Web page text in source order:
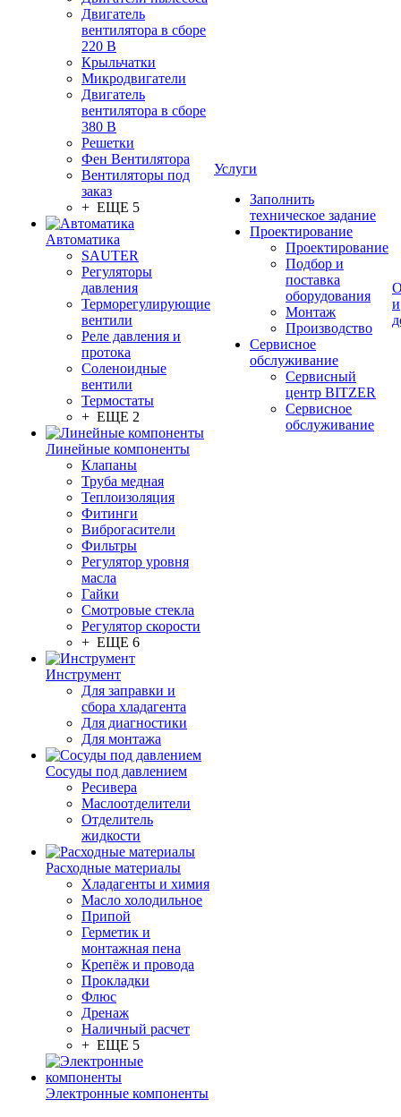
Двигатель
вентилятора в сборе
220 В
Крыльчатки
Микродвигатели
Двигатель
вентилятора в сборе
380 В
Решетки
Фен Вентилятора
Вентиляторы под
заказ
+ ЕЩЕ 5
Автоматика
SAUTER
Регуляторы
давления
Терморегулирующие
вентили
Реле давления и
протока
Соленоидные
вентили
Термостаты
+ ЕЩЕ 2
Линейные компоненты
Клапаны
Труба медная
Теплоизоляция
Фитинги
Виброгасители
Фильтры
Регулятор уровня
масла
Гайки
Смотровые стекла
Регулятор скорости
+ ЕЩЕ 6
Инструмент
Для заправки и
сбора хладагента
Для диагностики
Для монтажа
Сосуды под давлением
Ресивера
Маслоотделители
Отделитель
жидкости
Расходные материалы
Хладагенты и химия
Масло холодильное
Припой
Герметик и
монтажная пена
Крепёж и провода
Прокладки
Флюс
Дренаж
Наличный расчет
+ ЕЩЕ 5
Электронные компоненты
Услуги
Заполнить
техническое задание
Проектирование
Проектирование
Подбор и
поставка
оборудования
Монтаж
Производство
Сервисное
обслуживание
Сервисный
центр BITZER
Сервисное
обслуживание
и